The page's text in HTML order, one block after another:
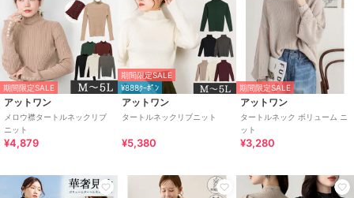
期間限定SALE
アットワン
メロウ襟タートルネックリブ
ニット
¥4,879
期間限定SALE
¥888ｸｰﾎﾟﾝ
アットワン
タートルネックリブニット
¥5,380
期間限定SALE
アットワン
タートルネック ボリューム ニ
ット
¥3,280